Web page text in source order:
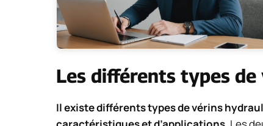
Les différents types
Il existe différents types de vérins